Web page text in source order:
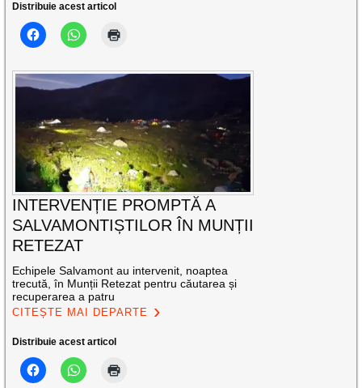
Distribuie acest articol
INTERVENȚIE PROMPTĂ A
SALVAMONTIȘTILOR ÎN MUNȚII
RETEZAT
Echipele Salvamont au intervenit, noaptea
trecută, în Munții Retezat pentru căutarea și
recuperarea a patru
CITEȘTE MAI DEPARTE
Distribuie acest articol